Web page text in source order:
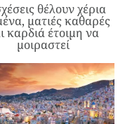
θέλουν χέρια
ματιές καθαρές
καρδιά έτοιμη να
μοιραστεί